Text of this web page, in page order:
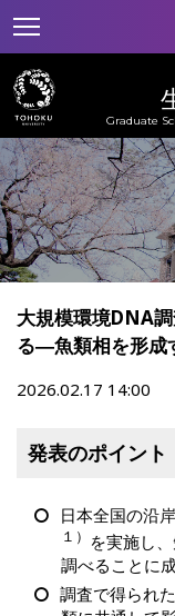
Graduate
大規模環境DNA
る―魚類相を形成
2026.02.17 14:00
発表のポイント
日本全国の沿
１） を実施し
調べることに
調査で得られ